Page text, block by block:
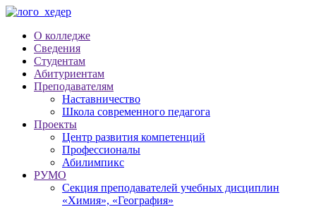
О колледже
Сведения
Студентам
Абитуриентам
Преподавателям
Наставничество
Школа современного педагога
Проекты
Центр развития компетенций
Профессионалы
Абилимпикс
РУМО
Секция преподавателей учебных дисциплин
«Химия», «География»